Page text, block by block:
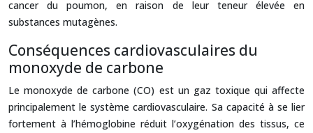
cancer du poumon, en raison de leur teneur élevée en
substances mutagènes.
Conséquences cardiovasculaires du
monoxyde de carbone
Le monoxyde de carbone (CO) est un gaz toxique qui affecte
principalement le système cardiovasculaire. Sa capacité à se lier
fortement à l’hémoglobine réduit l’oxygénation des tissus, ce